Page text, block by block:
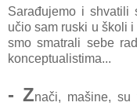
Sarađujemo i shvatili
učio sam ruski u školi
smo smatrali sebe
konceptualistima...
- Znači, mašine, su